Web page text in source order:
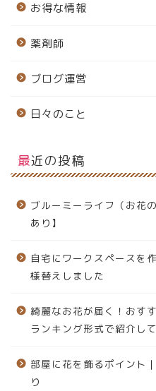
お得な情報
薬剤師
ブログ運営
日々のこと
最近の投稿
ブルーミーライフ（お花
あり】
自宅にワークスペースを
様替えしました
綺麗なお花が届く！おす
ランキング形式で紹介し
部屋に花を飾るポイント
り